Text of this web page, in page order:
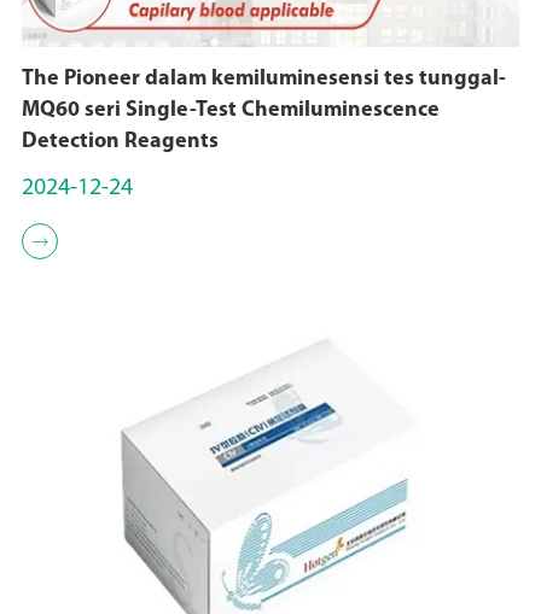
The Pioneer dalam kemiluminesensi tes tunggal-
MQ60 seri Single-Test Chemiluminescence
Detection Reagents
2024-12-24
